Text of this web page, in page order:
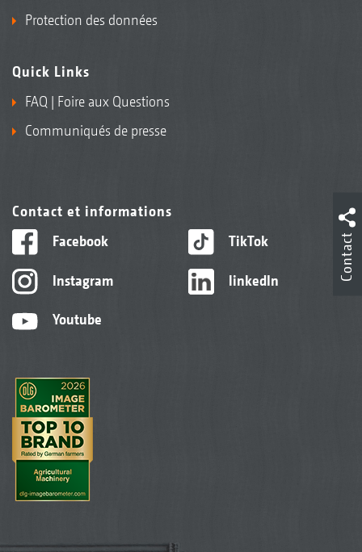
Protection des données
Quick Links
FAQ | Foire aux Questions
Communiqués de presse
Contact et informations
Facebook
Instagram
Youtube
TikTok
linkedIn Contact